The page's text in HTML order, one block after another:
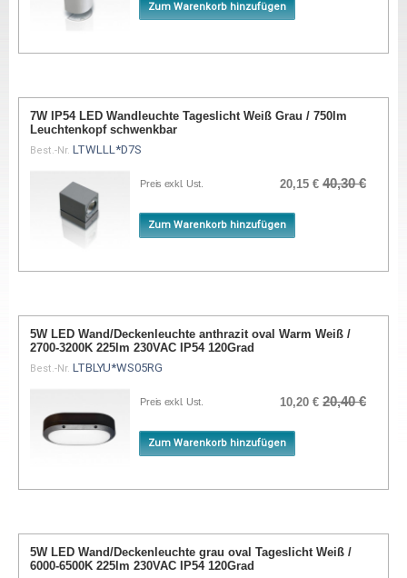
Zum Warenkorb hinzufügen
7W IP54 LED Wandleuchte Tageslicht Weiß Grau / 750lm
Leuchtenkopf schwenkbar
Best.-Nr. LTWLLL*D7S
Preis exkl. Ust. 20,15 € 40,30 €
Zum Warenkorb hinzufügen
5W LED Wand/Deckenleuchte anthrazit oval Warm Weiß /
2700-3200K 225lm 230VAC IP54 120Grad
Best.-Nr. LTBLYU*WS05RG
Preis exkl. Ust. 10,20 € 20,40 €
Zum Warenkorb hinzufügen
5W LED Wand/Deckenleuchte grau oval Tageslicht Weiß /
6000-6500K 225lm 230VAC IP54 120Grad